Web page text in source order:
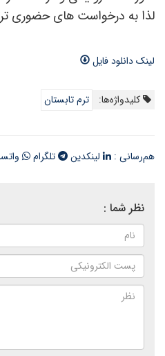
لذا به درخواست های حضوری
لینک دانلود فایل
کلیدواژه‌ها: ترم تابستان
هم‌رسانی : لینکدین تلگرام
نظر شما :